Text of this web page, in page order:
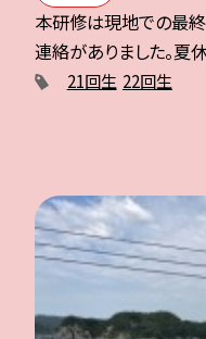
本研修は現地での最
連絡がありました。夏
21回生 22回生